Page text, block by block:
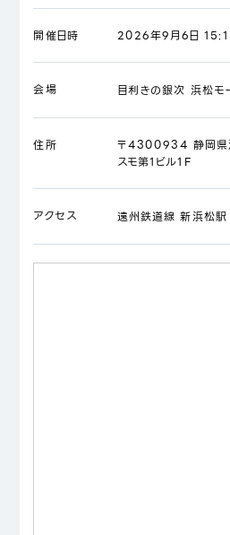
開催日時 2026年9月6日
会場 目利きの銀次 浜松モ
住所
〒4300934 静岡県
スモ第1ビル1F
アクセス 遠州鉄道線 新浜松